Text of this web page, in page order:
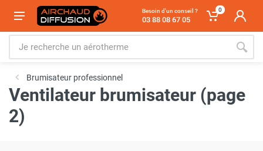
Besoin d'un conseil ?
03 88 08 67 05
0
Brumisateur professionnel
Ventilateur brumisateur (page
2)